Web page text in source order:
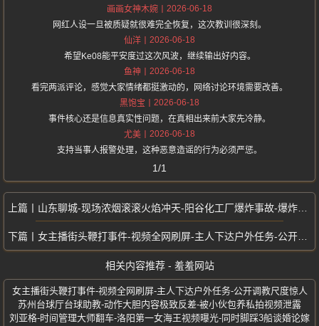
画画女神木婉
2026-06-18
网红人设一旦被质疑就很难完全恢复，这次教训很深刻。
仙洋
2026-06-18
希望Ke08能平安度过这次风波，继续输出好内容。
鱼神
2026-06-18
看完两派评论，感觉大家情绪都挺激动的，网络讨论环境需要改善。
黑饱宝
2026-06-18
事件核心还是信息真实性问题，在真相出来前大家先冷静。
尤美
2026-06-18
支持当事人报警处理，这种恶意造谣的行为必须严惩。
1/1
山东聊城-现场浓烟滚滚火焰冲天-阳谷化工厂爆炸事故-爆炸救援视频曝光
女主播街头鞭打事件-视频全网刷屏-主人下达户外任务-公开调教尺度惊人
相关内容推荐 - 羞羞网站
女主播街头鞭打事件-视频全网刷屏-主人下达户外任务-公开调教尺度惊人
苏州台球厅台球助教-动作大胆内容极致反差-被小伙包养私拍视频泄露
刘亚格-时间管理大师翻车-洛阳第一女海王视频曝光-同时脚踩3船谈婚论嫁